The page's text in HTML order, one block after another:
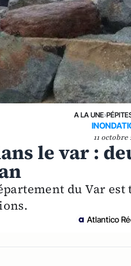
A LA UNE›
11 octobre
le var :
du Var
Atlantico